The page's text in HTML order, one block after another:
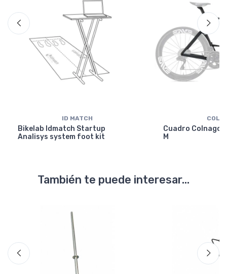
ID MATCH
Bikelab Idmatch Startup
Analisys system foot kit
Cuadro Colnago
M
También te puede interesar...